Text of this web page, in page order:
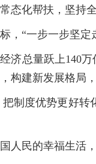
化帮扶，坚持全
“一步一步坚定
总量跃上140万
构建新发展格局
度优势更好转
民的幸福生活，